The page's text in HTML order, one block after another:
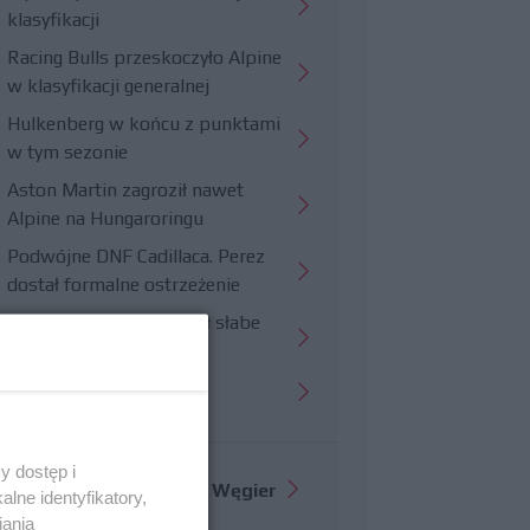
klasyfikacji
Racing Bulls przeskoczyło Alpine
w klasyfikacji generalnej
Hulkenberg w końcu z punktami
w tym sezonie
Aston Martin zagroził nawet
Alpine na Hungaroringu
Podwójne DNF Cadillaca. Perez
dostał formalne ostrzeżenie
Hungaroring potwierdził słabe
Więcej informacji o GP Węgier
dostęp i
identyfikatory,